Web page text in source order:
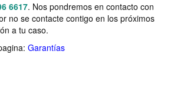
6617. Nos pondremos en contacto con
no se contacte contigo en los próximos
a tu caso.
Garantías